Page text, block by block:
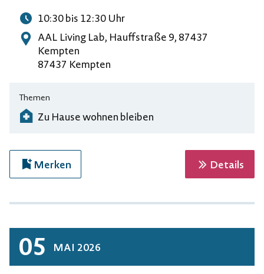
Uhrzeit
10:30bis 12:30 Uhr
Adresse
AAL Living Lab, Hauffstraße 9, 87437
Kempten
87437 Kempten
Themen
Zu Hause wohnen bleiben
Merken Details
05 MAI 2026